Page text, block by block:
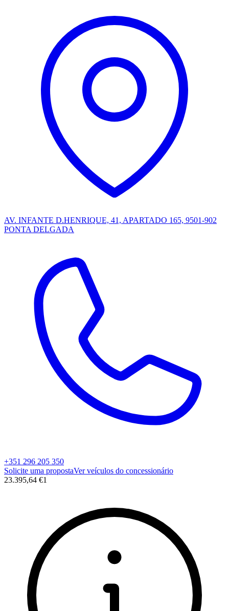
AV. INFANTE D.HENRIQUE, 41, APARTADO 165, 9501-902
PONTA DELGADA
+351 296 205 350
Solicite uma propostaVer veículos do concessionário
23.395,64 €1